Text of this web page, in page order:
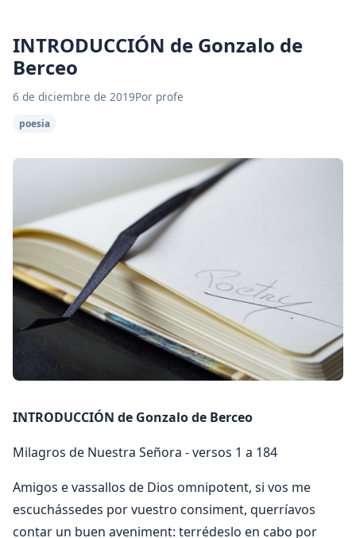
INTRODUCCIÓN de Gonzalo de
Berceo
6 de diciembre de 2019Por profe
poesia
INTRODUCCIÓN de Gonzalo de Berceo
Milagros de Nuestra Señora - versos 1 a 184
Amigos e vassallos de Dios omnipotent, si vos me
escuchássedes por vuestro consiment, querríavos
contar un buen aveniment: terrédeslo en cabo por